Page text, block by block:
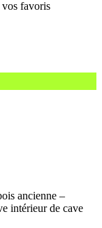
ancienne –
intérieur de cave